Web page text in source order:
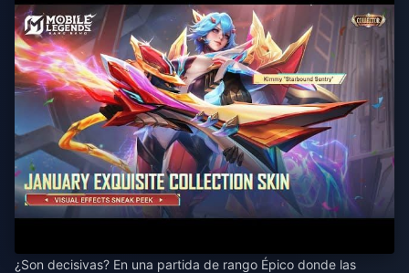
¿Son decisivas? En una partida de rango Épico donde las